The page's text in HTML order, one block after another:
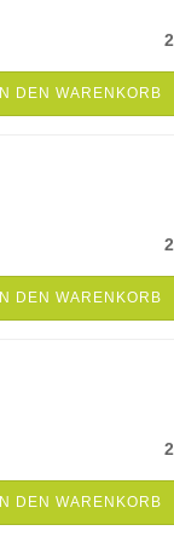
IN DEN WARENKORB
IN DEN WARENKORB
IN DEN WARENKORB